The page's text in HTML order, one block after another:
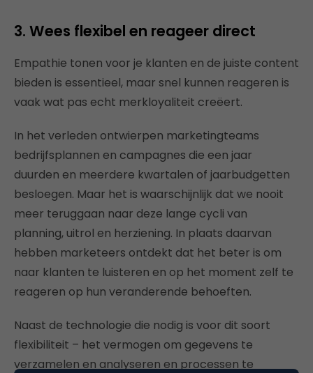
3. Wees flexibel en reageer direct
Empathie tonen voor je klanten en de juiste content
bieden is essentieel, maar snel kunnen reageren is
vaak wat pas echt merkloyaliteit creëert.
In het verleden ontwierpen marketingteams
bedrijfsplannen en campagnes die een jaar
duurden en meerdere kwartalen of jaarbudgetten
besloegen. Maar het is waarschijnlijk dat we nooit
meer teruggaan naar deze lange cycli van
planning, uitrol en herziening. In plaats daarvan
hebben marketeers ontdekt dat het beter is om
naar klanten te luisteren en op het moment zelf te
reageren op hun veranderende behoeften.
Naast de technologie die nodig is voor dit soort
flexibiliteit – het vermogen om gegevens te
verzamelen en analyseren en processen te